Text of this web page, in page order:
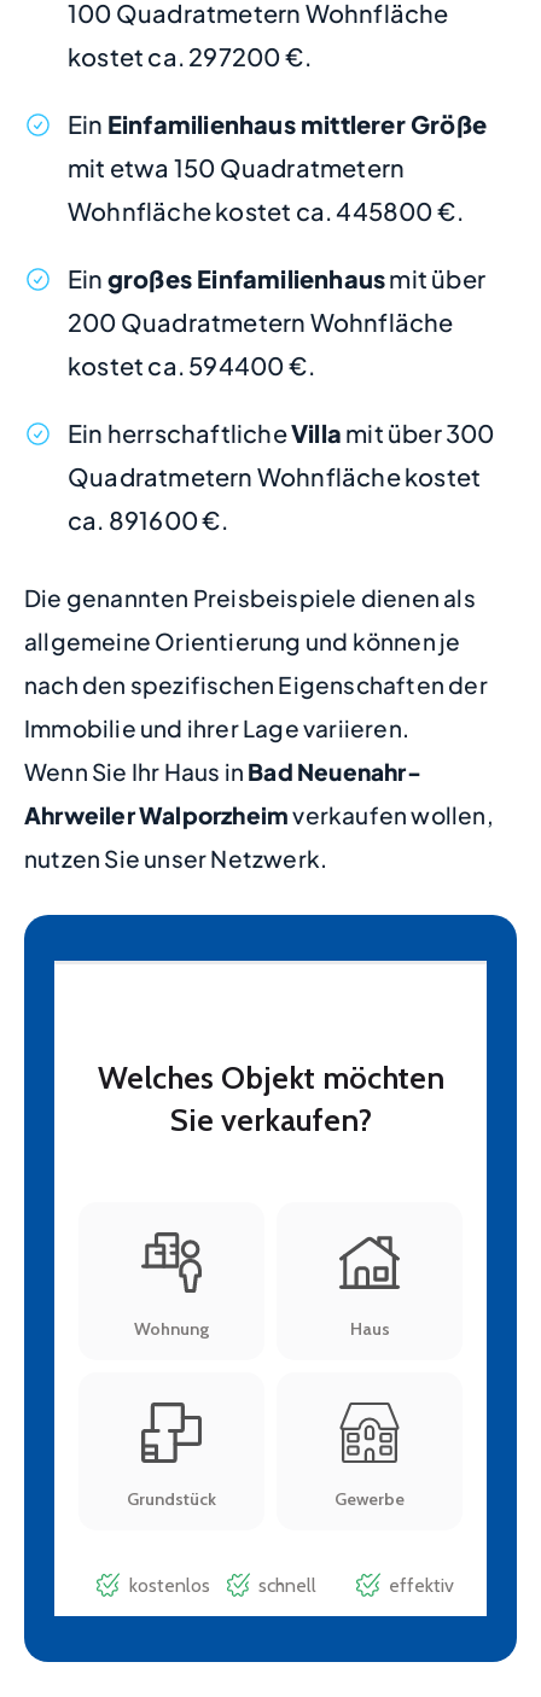
100 Quadratmetern Wohnfläche
kostet ca. 297200 €.
Ein Einfamilienhaus mittlerer Größe
mit etwa 150 Quadratmetern
Wohnfläche kostet ca. 445800 €.
Ein großes Einfamilienhausmit über
200 Quadratmetern Wohnfläche
kostet ca. 594400 €.
Ein herrschaftlicheVilla mit über 300
Quadratmetern Wohnfläche kostet
ca. 891600 €.
Die genannten Preisbeispiele dienen als
allgemeine Orientierung und können je
nach den spezifischen Eigenschaften der
Immobilie und ihrer Lage variieren.
Wenn Sie Ihr Haus in Bad Neuenahr-
Ahrweiler Walporzheimverkaufen wollen,
nutzen Sie unser Netzwerk.